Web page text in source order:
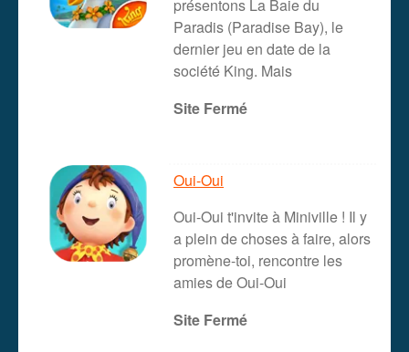
présentons La Baie du
Paradis (Paradise Bay), le
dernier jeu en date de la
société King. Mais
Site Fermé
Oui-Oui
Oui-Oui t'invite à Miniville ! Il y
a plein de choses à faire, alors
promène-toi, rencontre les
amies de Oui-Oui
Site Fermé